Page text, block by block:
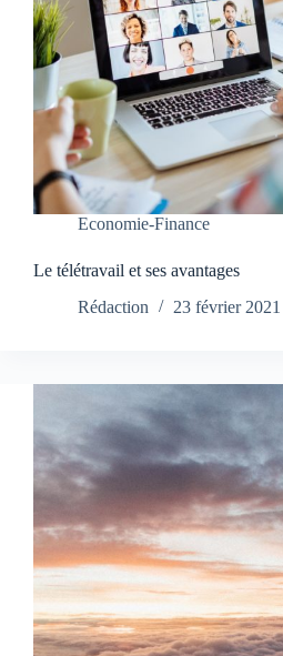
Economie-Finance
Le télétravail et ses avantages
Rédaction
23 février 2021